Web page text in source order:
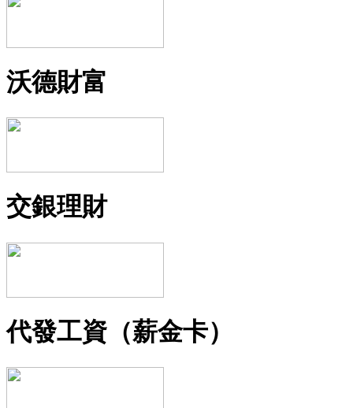
沃德財富
交銀理財
代發工資（薪金卡）